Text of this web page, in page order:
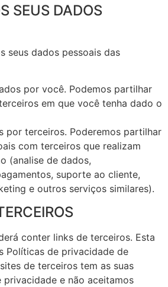
SEUS DADOS
seus dados pessoais das
por você. Podemos partilhar
em que você tenha dado o
por terceiros. Poderemos partilhar
com terceiros que realizam
(analise de dados,
suporte ao cliente,
e outros serviços similares).
conter links de terceiros. Esta
Políticas de privacidade de
de terceiros tem as suas
e não aceitamos